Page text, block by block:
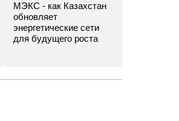
МЭКС - как Казахстан
обновляет
энергетические сети
для будущего роста